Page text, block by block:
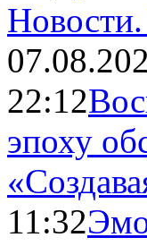
Новости.
22:12
эпоху
11:32